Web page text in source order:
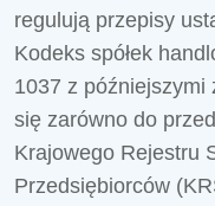
regulują przepisy
Kodeks spółek
1037 z późniejszymi
się zarówno do
Krajowego Rejestru
Przedsiębiorców